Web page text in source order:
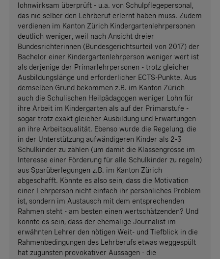
lohnwirksam überprüft - u.a. von Schulpflegepersonal,
das nie selber den Lehrberuf erlernt haben muss. Zudem
verdienen im Kanton Zürich Kindergartenlehrpersonen
deutlich weniger, weil nach Ansicht dreier
Bundesrichterinnen (Bundesgerichtsurteil von 2017) der
Bachelor einer Kindergartenlehrperson weniger wert ist
als derjenige der Primarlehrpersonen - trotz gleicher
Ausbildungslänge und erforderlicher ECTS-Punkte. Aus
demselben Grund bekommen z.B. im Kanton Zürich
auch die Schulischen Heilpädagogen weniger Lohn für
ihre Arbeit im Kindergarten als auf der Primarstufe -
sogar trotz exakt gleicher Ausbildung und Erwartungen
an ihre Arbeitsqualität. Ebenso wurde die Regelung, die
in der Unterstützung aufwändigeren Kinder als 2-3
Schulkinder zu zählen (um damit die Klassengrösse im
Interesse einer Förderung für alle Schulkinder zu regeln)
aus Sparüberlegungen z.B. im Kanton Zürich
abgeschafft. Könnte es also sein, dass die Motivation
einer Lehrperson nicht einfach ihr persönliches Problem
ist, sondern im Austausch mit dem entsprechenden
Rahmen steht - am besten einen wertschätzenden? Und
könnte es sein, dass der ehemalige Journalist im
erwähnten Lehrer den nötigen Weit- und Tiefblick in die
Rahmenbedingungen des Lehrberufs etwas weggespült
hat zugunsten provokativer Aussagen - die